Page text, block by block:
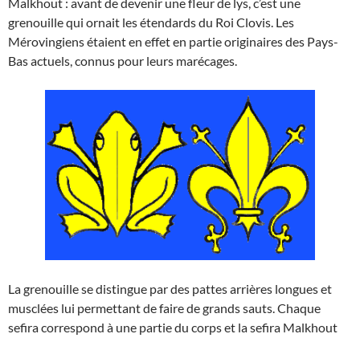
grenouille qui ornait les étendards du Roi Clovis. Les
Mérovingiens étaient en effet en partie originaires des Pays-
Bas actuels, connus pour leurs marécages.
La grenouille se distingue par des pattes arrières longues et
musclées lui permettant de faire de grands sauts. Chaque
sefira correspond à une partie du corps et la sefira Malkhout